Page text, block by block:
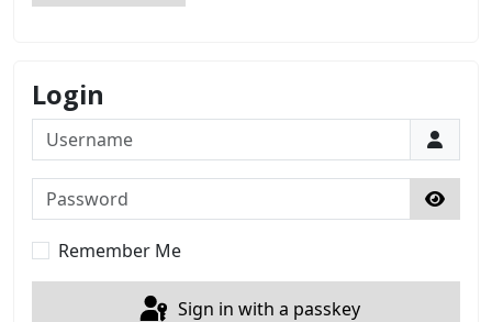
Login
Username
Password
Show
Remember Me
Sign in with a passkey